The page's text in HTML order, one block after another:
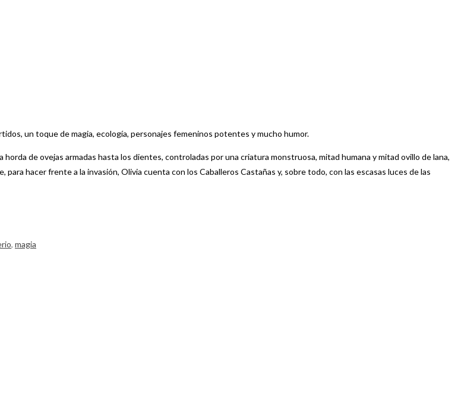
un toque de magia, ecología, personajes femeninos potentes y mucho humor.
horda de ovejas armadas hasta los dientes, controladas por una criatura monstruosa, mitad humana y mitad ovillo de lana,
hacer frente a la invasión, Olivia cuenta con los Caballeros Castañas y, sobre todo, con las escasas luces de las
, magia